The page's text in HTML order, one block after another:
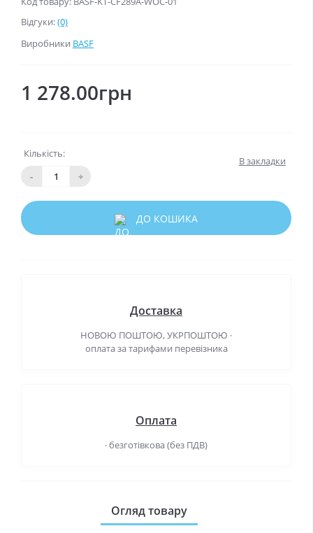
Відгуки:(0)
Виробники BASF
1 278.00грн
Кількість:
-
+
В закладки
ДО КОШИКА
Доставка
НОВОЮ ПОШТОЮ, УКРПОШТОЮ ·
оплата за тарифами перевізника
Оплата
· безготівкова (без ПДВ)
Огляд товару